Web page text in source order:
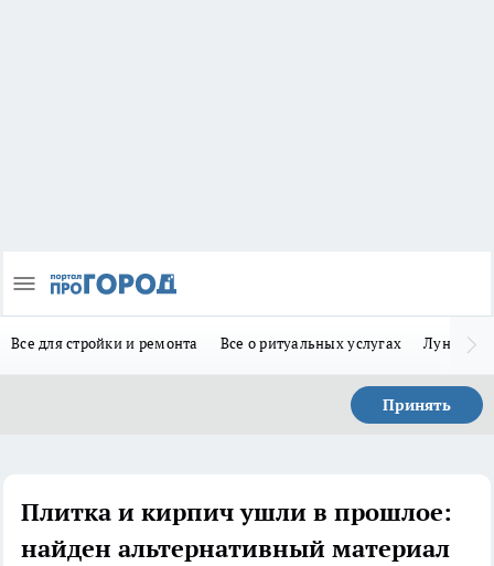
Все для стройки и ремонта Все о ритуальных услугах Лунно-
Принять
Плитка и кирпич ушли в прошлое:
найден альтернативный материал